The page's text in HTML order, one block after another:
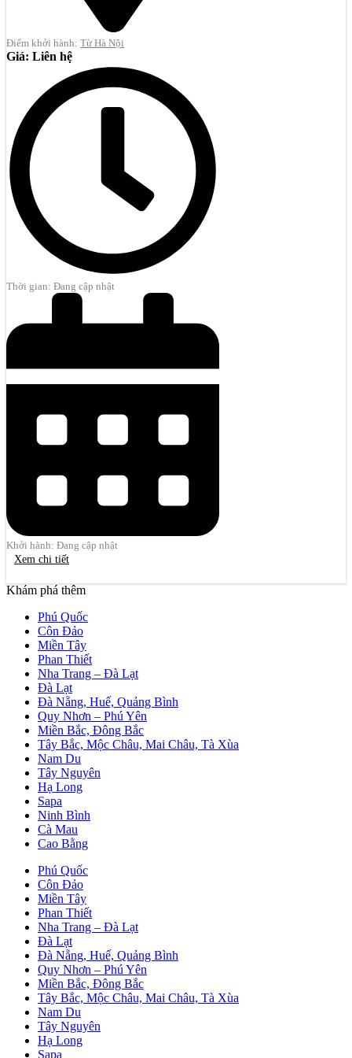
Điểm khởi hành: Từ Hà Nội
Giá: Liên hệ
Thời gian: Đang cập nhật
Khởi hành: Đang cập nhật
Xem chi tiết
Khám phá thêm
Phú Quốc
Côn Đảo
Miền Tây
Phan Thiết
Nha Trang – Đà Lạt
Đà Lạt
Đà Nẵng, Huế, Quảng Bình
Quy Nhơn – Phú Yên
Miền Bắc, Đông Bắc
Tây Bắc, Mộc Châu, Mai Châu, Tà Xùa
Nam Du
Tây Nguyên
Hạ Long
Sapa
Ninh Bình
Cà Mau
Cao Bằng
Phú Quốc
Côn Đảo
Miền Tây
Phan Thiết
Nha Trang – Đà Lạt
Đà Lạt
Đà Nẵng, Huế, Quảng Bình
Quy Nhơn – Phú Yên
Miền Bắc, Đông Bắc
Tây Bắc, Mộc Châu, Mai Châu, Tà Xùa
Nam Du
Tây Nguyên
Hạ Long
Sapa